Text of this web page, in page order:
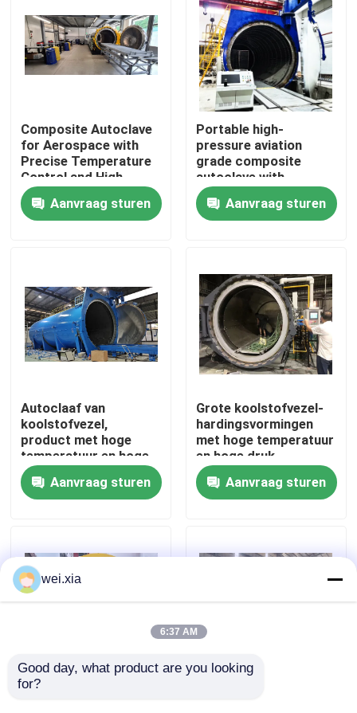
Producten
Video's
Over ons
Fabriekstocht
Kwaliteitscontrole
Neem contact met ons op
Nieuws
Composite Autoclave
for Aerospace with
Precise Temperature
Control and High-
Pressure Vessel for
Consistent Curing
Aanvraag sturen
Portable high-
pressure aviation
grade composite
autoclave with
advanced control
systems for UAV and
aerospace
Aanvraag sturen
Autoclaaf van
koolstofvezel,
product met hoge
temperatuur en hoge
druk, ondersteunt
personalisatie,
compleet systeem
Aanvraag sturen
Grote koolstofvezel-
hardingsvormingen
met hoge temperatuur
en hoge druk
Aanvraag sturen
Autoklaaf van
wei.xia
6:37 AM
Good day, what product are you looking
for?